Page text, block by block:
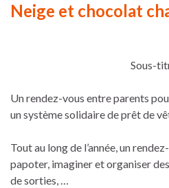
Neige et chocolat
Sous-
Un rendez-vous entre parents
un système solidaire de prêt de
Tout au long de l’année, un
papoter, imaginer et organiser
de sorties, …